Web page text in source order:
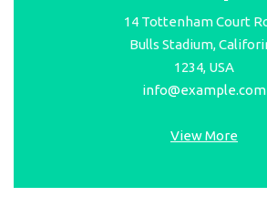
14 Tottenham Court
Bulls Stadium,
1234, USA
info@example.com
View More